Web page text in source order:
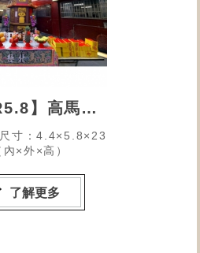
【型號R5.8】高馬北極殿的環保金爐
尺寸：4.4×5.8×23
內×外×高）
了解更多